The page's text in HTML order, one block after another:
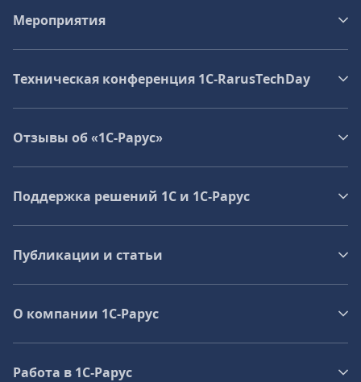
Мероприятия
Техническая конференция 1C‑RarusTechDay
Отзывы об «1С-Рарус»
Поддержка решений 1С и 1С‑Рарус
Публикации и статьи
О компании 1C-Рарус
Работа в 1С‑Рарус